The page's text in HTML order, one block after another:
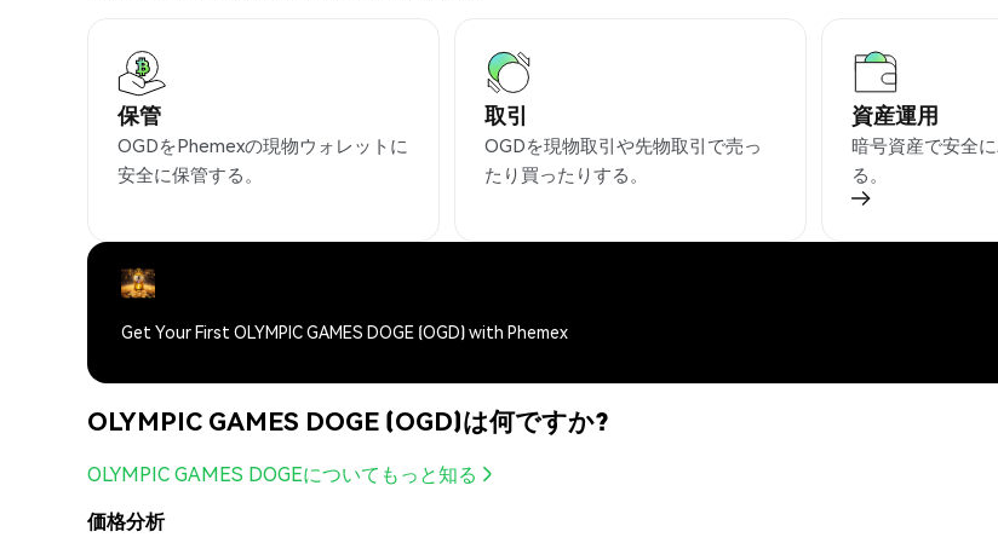
保管
OGDをPhemexの現物ウォレットに
安全に保管する。
取引
OGDを現物取引や先物取引で売っ
たり買ったりする。
資産運用
暗号資産で安全
る。
Get Your First OLYMPIC GAMES DOGE (OGD) with Phemex
OLYMPIC GAMES DOGE (OGD)は何ですか?
OLYMPIC GAMES DOGEについてもっと知る
価格分析